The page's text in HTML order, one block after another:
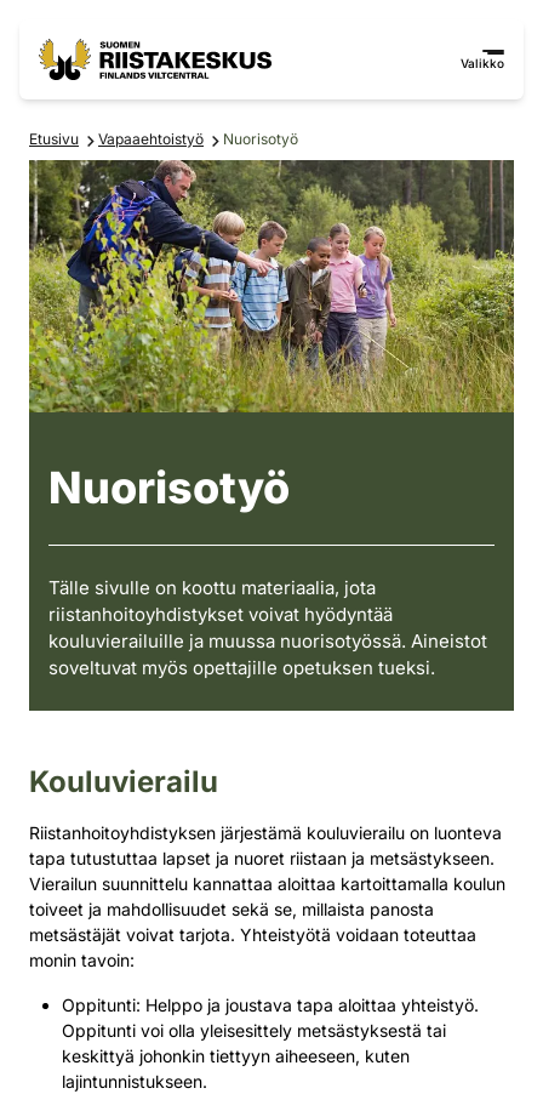
Valikko
Etusivu Vapaaehtoistyö Nuorisotyö
Nuorisotyö
Tälle sivulle on koottu materiaalia, jota
riistanhoitoyhdistykset voivat hyödyntää
kouluvierailuille ja muussa nuorisotyössä. Aineistot
soveltuvat myös opettajille opetuksen tueksi.
Aikuinen ja lapsia luonnossa
Kouluvierailu
Riistanhoitoyhdistyksen järjestämä kouluvierailu on luonteva
tapa tutustuttaa lapset ja nuoret riistaan ja metsästykseen.
Vierailun suunnittelu kannattaa aloittaa kartoittamalla koulun
toiveet ja mahdollisuudet sekä se, millaista panosta
metsästäjät voivat tarjota. Yhteistyötä voidaan toteuttaa
monin tavoin:
Oppitunti: Helppo ja joustava tapa aloittaa yhteistyö.
Oppitunti voi olla yleisesittely metsästyksestä tai
keskittyä johonkin tiettyyn aiheeseen, kuten
lajintunnistukseen.